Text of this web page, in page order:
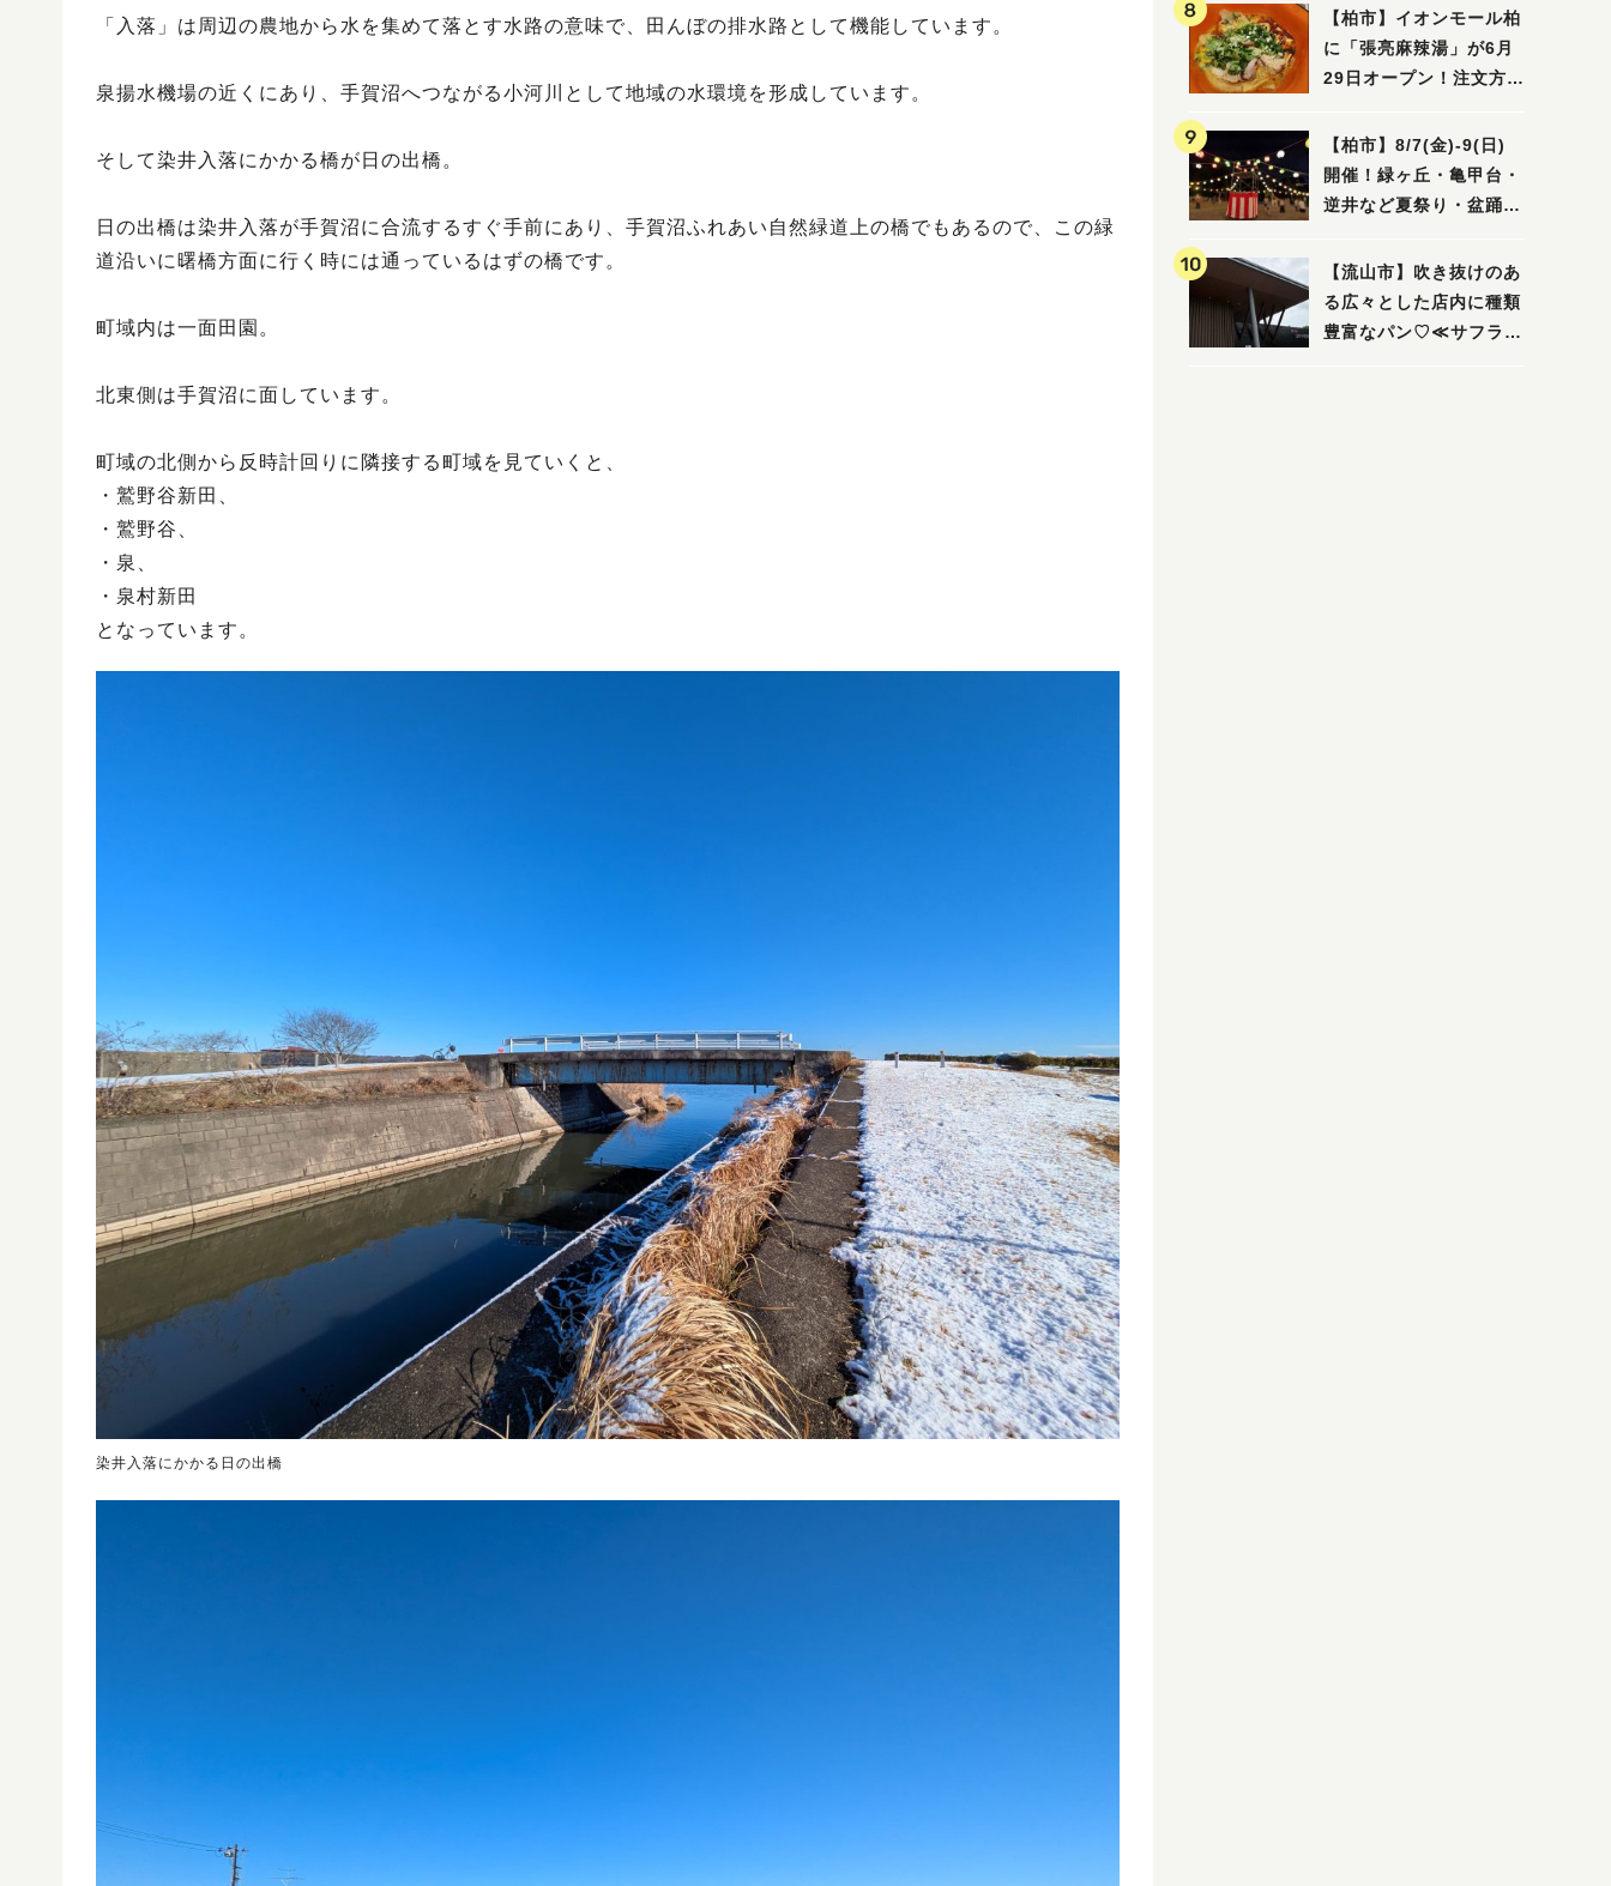
「入落」は周辺の農地から水を集めて落とす水路の意味で、田んぼの排水路として機能しています。
泉揚水機場の近くにあり、手賀沼へつながる小河川として地域の水環境を形成しています。
そして染井入落にかかる橋が日の出橋。
日の出橋は染井入落が手賀沼に合流するすぐ手前にあり、手賀沼ふれあい自然緑道上の橋でもあるので、この緑
道沿いに曙橋方面に行く時には通っているはずの橋です。
町域内は一面田園。
北東側は手賀沼に面しています。
町域の北側から反時計回りに隣接する町域を見ていくと、
・鷲野谷新田、
・鷲野谷、
・泉、
・泉村新田
となっています。
染井入落にかかる日の出橋
ル」を親子で満喫してき
ました！
【柏市】イオンモール柏
に「張亮麻辣湯」が6月
29日オープン！注文方法
ビュー
【柏市】8/7(金)‐9(日)
開催！緑ヶ丘・亀甲台・
逆井など夏祭り・盆踊り
【流山市】吹き抜けのあ
る広々とした店内に種類
豊富なパン♡≪サフラン